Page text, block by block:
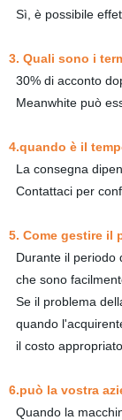
Sì, è possibile
3. Quali sono i
30% di acconto
Meanwhite può
4.quando è il
La consegna
Contattaci per
5. Come gestire il
Durante il periodo
che sono
Se il problema
quando
il costo appropriato.
6.può la vostra
Quando la